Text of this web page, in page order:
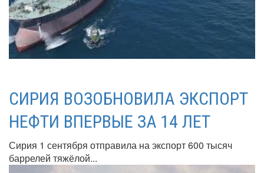
СИРИЯ ВОЗОБНОВИЛА ЭКСПОРТ
НЕФТИ ВПЕРВЫЕ ЗА 14 ЛЕТ
Сирия 1 сентября отправила на экспорт 600 тысяч
баррелей тяжёлой...